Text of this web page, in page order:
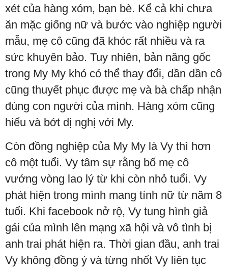
xét của hàng xóm, bạn bè. Kể cả khi chưa
ăn mặc giống nữ và bước vào nghiệp người
mẫu, mẹ cô cũng đã khóc rất nhiều và ra
sức khuyên bảo. Tuy nhiên, bản năng gốc
trong My My khó có thể thay đổi, dần dần cô
cũng thuyết phục được mẹ và bà chấp nhận
đúng con người của mình. Hàng xóm cũng
hiểu và bớt dị nghị với My.
Còn đồng nghiệp của My My là Vy thì hơn
cô một tuổi. Vy tâm sự rằng bố mẹ cô
vướng vòng lao lý từ khi còn nhỏ tuổi. Vy
phát hiện trong mình mang tính nữ từ năm 8
tuổi. Khi facebook nở rộ, Vy tung hình giả
gái của mình lên mạng xã hội và vô tình bị
anh trai phát hiện ra. Thời gian đầu, anh trai
Vy không đồng ý và từng nhốt Vy liên tục